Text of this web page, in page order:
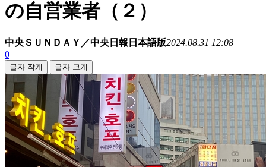
の自営業者（２）
中央ＳＵＮＤＡＹ／中央日報日本語版2024.08.31 12:08
0
글자 작게 글자 크게